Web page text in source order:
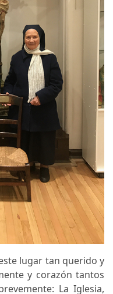
lugar tan querido y
y corazón tantos
La Iglesia,